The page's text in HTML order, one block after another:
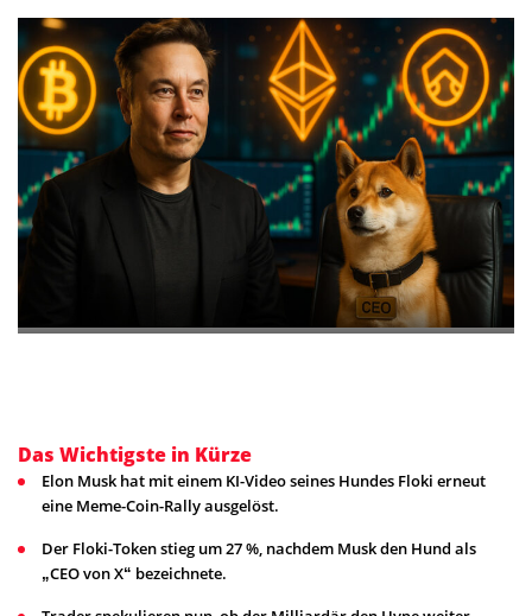
Das Wichtigste in Kürze
Elon Musk hat mit einem KI-Video seines Hundes Floki erneut
eine Meme-Coin-Rally ausgelöst.
Der Floki-Token stieg um 27 %, nachdem Musk den Hund als
„CEO von X“ bezeichnete.